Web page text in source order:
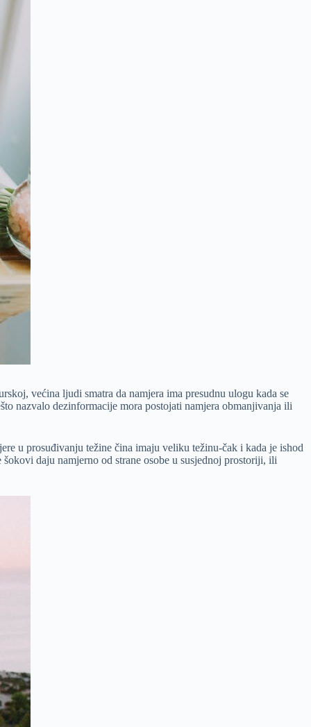
većina ljudi smatra da namjera ima presudnu ulogu kada se
nazvalo dezinformacije mora postojati namjera obmanjivanja ili
u prosuđivanju težine čina imaju veliku težinu-čak i kada je ishod
daju namjerno od strane osobe u susjednoj prostoriji, ili